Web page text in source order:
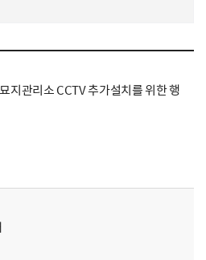
지관리소 CCTV 추가설치를 위한 행